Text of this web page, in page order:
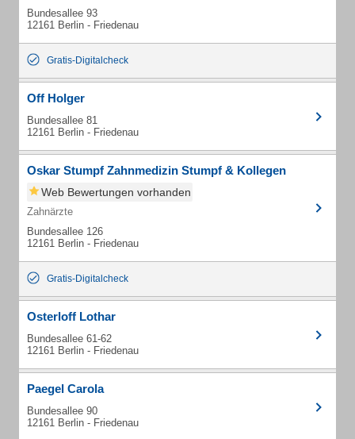
Bundesallee 93
12161 Berlin - Friedenau
Gratis-Digitalcheck
Off Holger
Bundesallee 81
12161 Berlin - Friedenau
Oskar Stumpf Zahnmedizin Stumpf & Kollegen
Web Bewertungen vorhanden
Zahnärzte
Bundesallee 126
12161 Berlin - Friedenau
Gratis-Digitalcheck
Osterloff Lothar
Bundesallee 61-62
12161 Berlin - Friedenau
Paegel Carola
Bundesallee 90
12161 Berlin - Friedenau